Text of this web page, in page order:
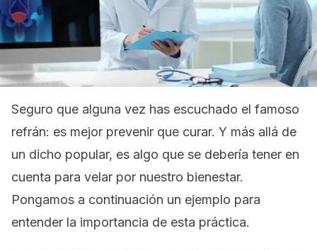
Seguro que alguna vez has escuchado el famoso
refrán: es mejor prevenir que curar. Y más allá de
un dicho popular, es algo que se debería tener en
cuenta para velar por nuestro bienestar.
Pongamos a continuación un ejemplo para
entender la importancia de esta práctica.